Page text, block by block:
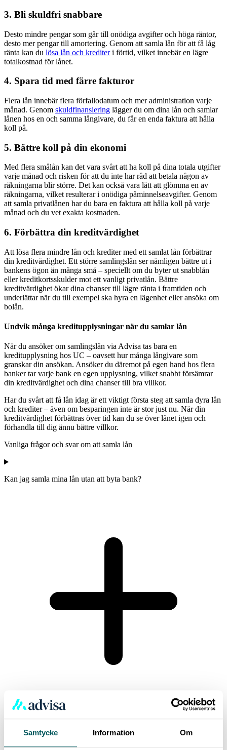
Samtycke Information Om
3. Bli skuldfri snabbare
Desto mindre pengar som går till onödiga avgifter och höga räntor,
desto mer pengar till amortering. Genom att samla lån för att få låg
ränta kan du lösa lån och krediteri förtid, vilket innebär en lägre
totalkostnad för lånet.
4. Spara tid med färre fakturor
Flera lån innebär flera förfallodatum och mer administration varje
månad. Genom skuldfinansiering lägger du om dina lån och samlar
lånen hos en och samma långivare, du får en enda faktura att hålla
koll på.
5. Bättre koll på din ekonomi
Med flera smålån kan det vara svårt att ha koll på dina totala utgifter
varje månad och risken för att du inte har råd att betala någon av
räkningarna blir större. Det kan också vara lätt att glömma en av
räkningarna, vilket resulterar i onödiga påminnelseavgifter. Genom
att samla privatlånen har du bara en faktura att hålla koll på varje
månad och du vet exakta kostnaden.
6. Förbättra din kreditvärdighet
Att lösa flera mindre lån och krediter med ett samlat lån förbättrar
din kreditvärdighet. Ett större samlingslån ser nämligen bättre ut i
bankens ögon än många små – speciellt om du byter ut snabblån
eller kreditkortsskulder mot ett vanligt privatlån. Bättre
kreditvärdighet ökar dina chanser till lägre ränta i framtiden och
underlättar när du till exempel ska hyra en lägenhet eller ansöka om
bolån.
Undvik många kreditupplysningar när du samlar lån
När du ansöker om samlingslån via Advisa tas bara en
kreditupplysning hos UC – oavsett hur många långivare som
granskar din ansökan. Ansöker du däremot på egen hand hos flera
banker tar varje bank en egen upplysning, vilket snabbt försämrar
din kreditvärdighet och dina chanser till bra villkor.
Har du svårt att få lån idag är ett viktigt första steg att samla dyra lån
och krediter – även om besparingen inte är stor just nu. När din
kreditvärdighet förbättras över tid kan du se över lånet igen och
förhandla till dig ännu bättre villkor.
Vanliga frågor och svar om att samla lån
Kan jag samla mina lån utan att byta bank?
Vilken ränta och månadskostnad får jag när jag samlar mina lån?